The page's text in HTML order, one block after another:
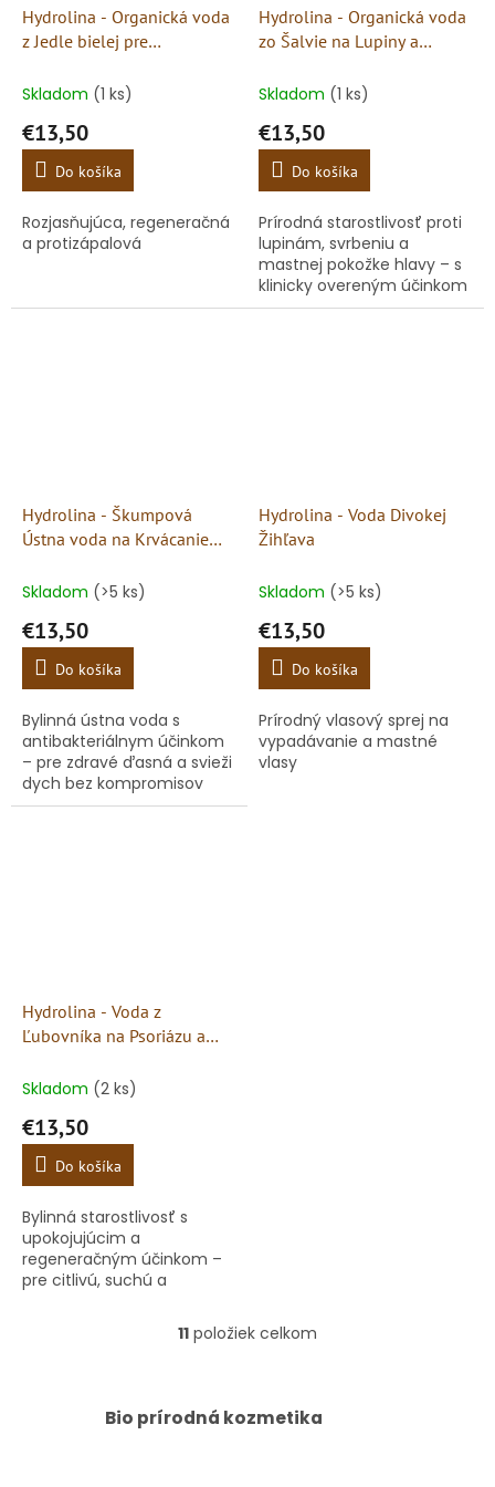
Hydrolina - Organická voda
z Jedle bielej pre
Skladom (1 ks)
€13,50
Do košíka
Rozjasňujúca, regeneračná
a protizápalová
Hydrolina - Organická voda
zo Šalvie na Lupiny a
Skladom (1 ks)
€13,50
Do košíka
Prírodná starostlivosť proti
lupinám, svrbeniu a
mastnej pokožke hlavy – s
klinicky overeným účinkom
Hydrolina - Škumpová
Ústna voda na Krvácanie
Skladom (>5 ks)
€13,50
Do košíka
Bylinná ústna voda s
antibakteriálnym účinkom
– pre zdravé ďasná a svieži
dych bez kompromisov
Hydrolina - Voda Divokej
Žihľava
Skladom (>5 ks)
€13,50
Do košíka
Prírodný vlasový sprej na
vypadávanie a mastné
vlasy
Hydrolina - Voda z
Ľubovníka na Psoriázu a
Skladom (2 ks)
€13,50
Do košíka
Bylinná starostlivosť s
upokojujúcim a
regeneračným účinkom –
pre citlivú, suchú a
O
d
11 položiek celkom
Bio prírodná kozmetika